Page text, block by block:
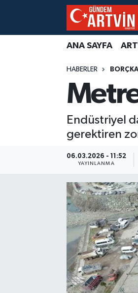
ANA SAYFA
HABERLER
Endüstriyel
gerektiren
06.03.2026 - 11:52
YAYINLANMA